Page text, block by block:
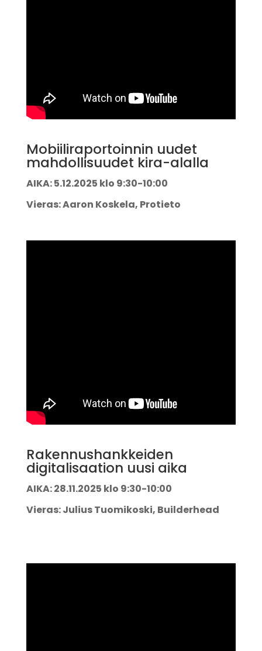
Mobiiliraportoinnin uudet
mahdollisuudet kira-alalla
AIKA: 5.12.2025 klo 9:30-10:00
Vieras: Aaron Koskela, Protieto
Rakennushankkeiden
digitalisaation uusi aika
AIKA: 28.11.2025 klo 9:30-10:00
Vieras: Julius Tuomikoski, Builderhead